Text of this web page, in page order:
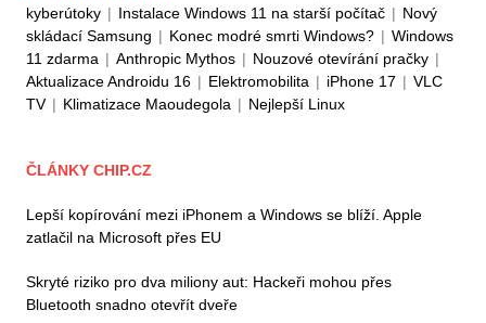
kyberútoky | Instalace Windows 11 na starší počítač | Nový
skládací Samsung | Konec modré smrti Windows? | Windows
11 zdarma | Anthropic Mythos | Nouzové otevírání pračky |
Aktualizace Androidu 16 | Elektromobilita | iPhone 17 | VLC
TV | Klimatizace Maoudegola | Nejlepší Linux
ČLÁNKY CHIP.CZ
Lepší kopírování mezi iPhonem a Windows se blíží. Apple
zatlačil na Microsoft přes EU
Skryté riziko pro dva miliony aut: Hackeři mohou přes
Bluetooth snadno otevřít dveře